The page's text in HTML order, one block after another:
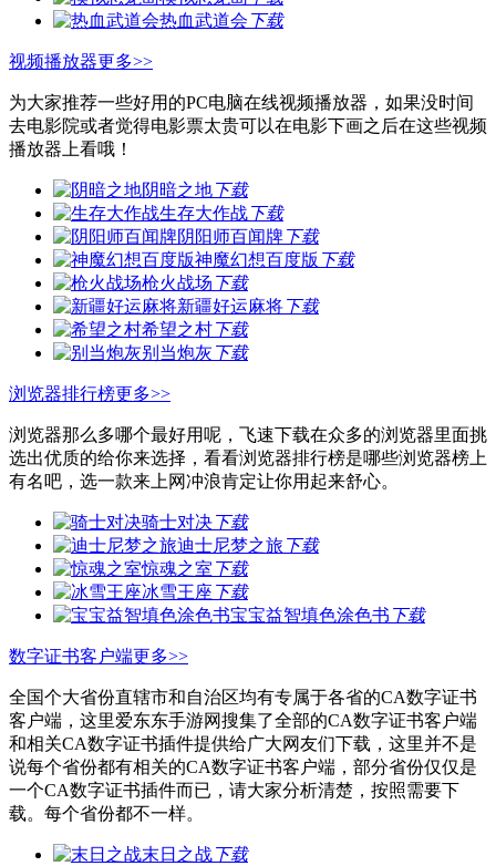
热血武道会 下载
视频播放器更多>>
为大家推荐一些好用的PC电脑在线视频播放器，如果没时间
去电影院或者觉得电影票太贵可以在电影下画之后在这些视频
播放器上看哦！
阴暗之地下载
生存大作战下载
阴阳师百闻牌下载
神魔幻想百度版 下载
枪火战场 下载
新疆好运麻将下载
希望之村下载
别当炮灰 下载
浏览器排行榜更多>>
浏览器那么多哪个最好用呢，飞速下载在众多的浏览器里面挑
选出优质的给你来选择，看看浏览器排行榜是哪些浏览器榜上
有名吧，选一款来上网冲浪肯定让你用起来舒心。
骑士对决下载
迪士尼梦之旅 下载
惊魂之室 下载
冰雪王座 下载
宝宝益智填色涂色书 下载
数字证书客户端更多>>
全国个大省份直辖市和自治区均有专属于各省的CA数字证书
客户端，这里爱东东手游网搜集了全部的CA数字证书客户端
和相关CA数字证书插件提供给广大网友们下载，这里并不是
说每个省份都有相关的CA数字证书客户端，部分省份仅仅是
一个CA数字证书插件而已，请大家分析清楚，按照需要下
载。每个省份都不一样。
末日之战下载